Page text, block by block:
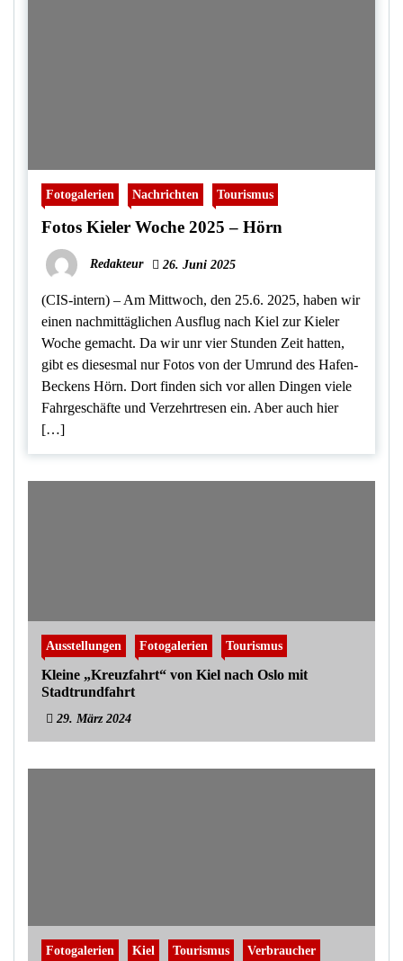
Fotogalerien Nachrichten Tourismus
Fotos Kieler Woche 2025 – Hörn
Redakteur 26. Juni 2025
(CIS-intern) – Am Mittwoch, den 25.6. 2025, haben wir
einen nachmittäglichen Ausflug nach Kiel zur Kieler
Woche gemacht. Da wir unr vier Stunden Zeit hatten,
gibt es diesesmal nur Fotos von der Umrund des Hafen-
Beckens Hörn. Dort finden sich vor allen Dingen viele
Fahrgeschäfte und Verzehrtresen ein. Aber auch hier
[…]
Ausstellungen Fotogalerien Tourismus
Kleine „Kreuzfahrt“ von Kiel nach Oslo mit
Stadtrundfahrt
29. März 2024
Fotogalerien Kiel Tourismus Verbraucher